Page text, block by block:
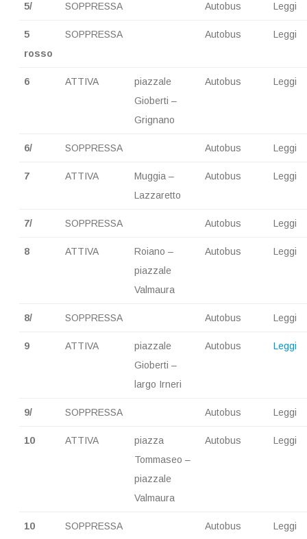
5/ SOPPRESSA Autobus Leggi
5
rosso
SOPPRESSA Autobus Leggi
6 ATTIVA
piazzale
Gioberti –
Grignano
Autobus Leggi
6/ SOPPRESSA Autobus Leggi
7 ATTIVA
Muggia –
Lazzaretto
Autobus Leggi
7/ SOPPRESSA Autobus Leggi
8 ATTIVA
Roiano –
piazzale
Valmaura
Autobus Leggi
8/ SOPPRESSA Autobus Leggi
9 ATTIVA
piazzale
Gioberti –
largo Irneri
Autobus Leggi
9/ SOPPRESSA Autobus Leggi
10 ATTIVA
piazza
Tommaseo –
piazzale
Valmaura
Autobus Leggi
10
SOPPRESSA Autobus Leggi